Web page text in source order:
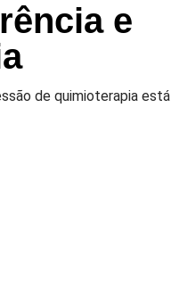
e
de quimioterapia está